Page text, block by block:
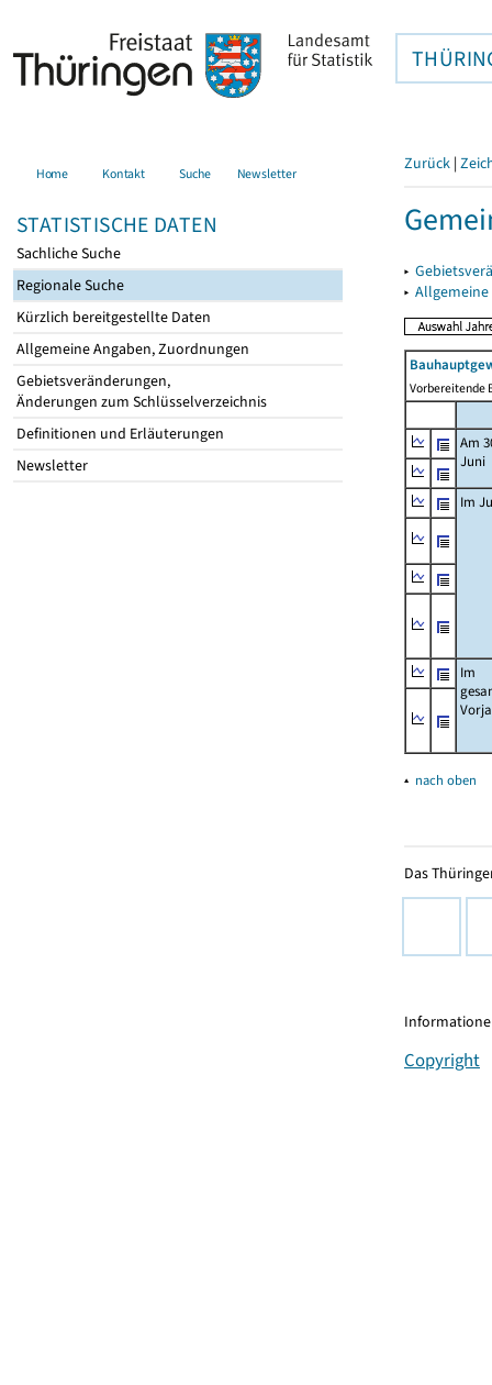
Home Kontakt Suche Newsletter
STATISTISCHE DATEN
Sachliche Suche
Regionale Suche
Kürzlich bereitgestellte Daten
Allgemeine Angaben, Zuordnungen
Gebietsveränderungen,
Änderungen zum Schlüsselverzeichnis
Definitionen und Erläuterungen
Newsletter
Zurück |
▸
▸
Vorbereitende
Am
Juni
Im
Im
▴ nach oben
Das
Copyright